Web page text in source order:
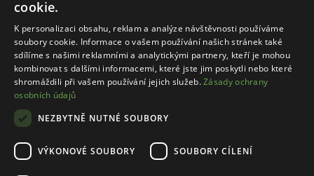
Společnost Wojas
Rady
cookie.
K personalizaci obsahu, reklam a analýze návštěvnosti používáme
soubory cookie. Informace o vašem používání našich stránek také
sdílíme s našimi reklamními a analytickými partnery, kteří je mohou
kombinovat s dalšími informacemi, které jste jim poskytli nebo které
shromáždili při vašem používání jejich služeb.Zásady ochrany
osobních údajů
NEZBYTNĚ NUTNÉ SOUBORY
VÝKONOVÉ SOUBORY SOUBORY CÍLENÍ